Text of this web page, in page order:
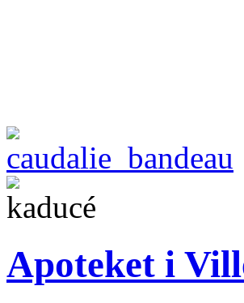
Apoteket i